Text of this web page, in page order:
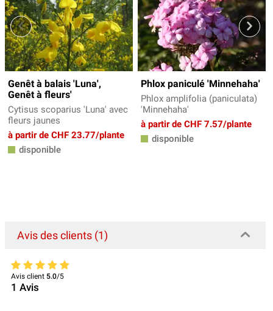
Genêt à balais 'Luna',
Genêt à fleurs'
Cytisus scoparius 'Luna' avec
fleurs jaunes
à partir de CHF 23.77/plante
disponible
Phlox paniculé 'Minnehaha'
Phlox amplifolia (paniculata)
'Minnehaha'
à partir de CHF 7.57/plante
disponible
Avis des clients (1)
Avis client 5.0/5
1 Avis